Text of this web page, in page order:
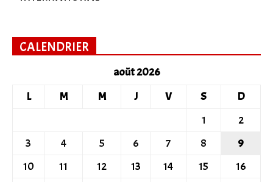
CALENDRIER
août 2026
L
M M J V S
D
1
2
3
4 5 6 7 8
9
10
11 12 13 14 15
16